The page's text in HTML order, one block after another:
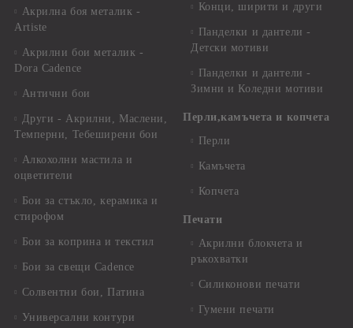
Акрилна боя металик -
Artiste
Акрилни бои металик -
Dora Cadence
Антични бои
Други - Акрилни, Маслени,
Темперни, Тебеширени бои
Алкохолни мастила и
оцветители
Бои за стъкло, керамика и
стирофом
Бои за коприна и текстил
Бои за свещи Cadence
Солвентни бои, Патина
Универсални контури
Конци, ширити и други
Панделки и дантели -
Детски мотиви
Панделки и дантели -
Зимни и Коледни мотиви
Перли,камъчета и копчета
Перли
Камъчета
Копчета
Печати
Акрилни блокчета и
ръкохватки
Силиконови печати
Гумени печати